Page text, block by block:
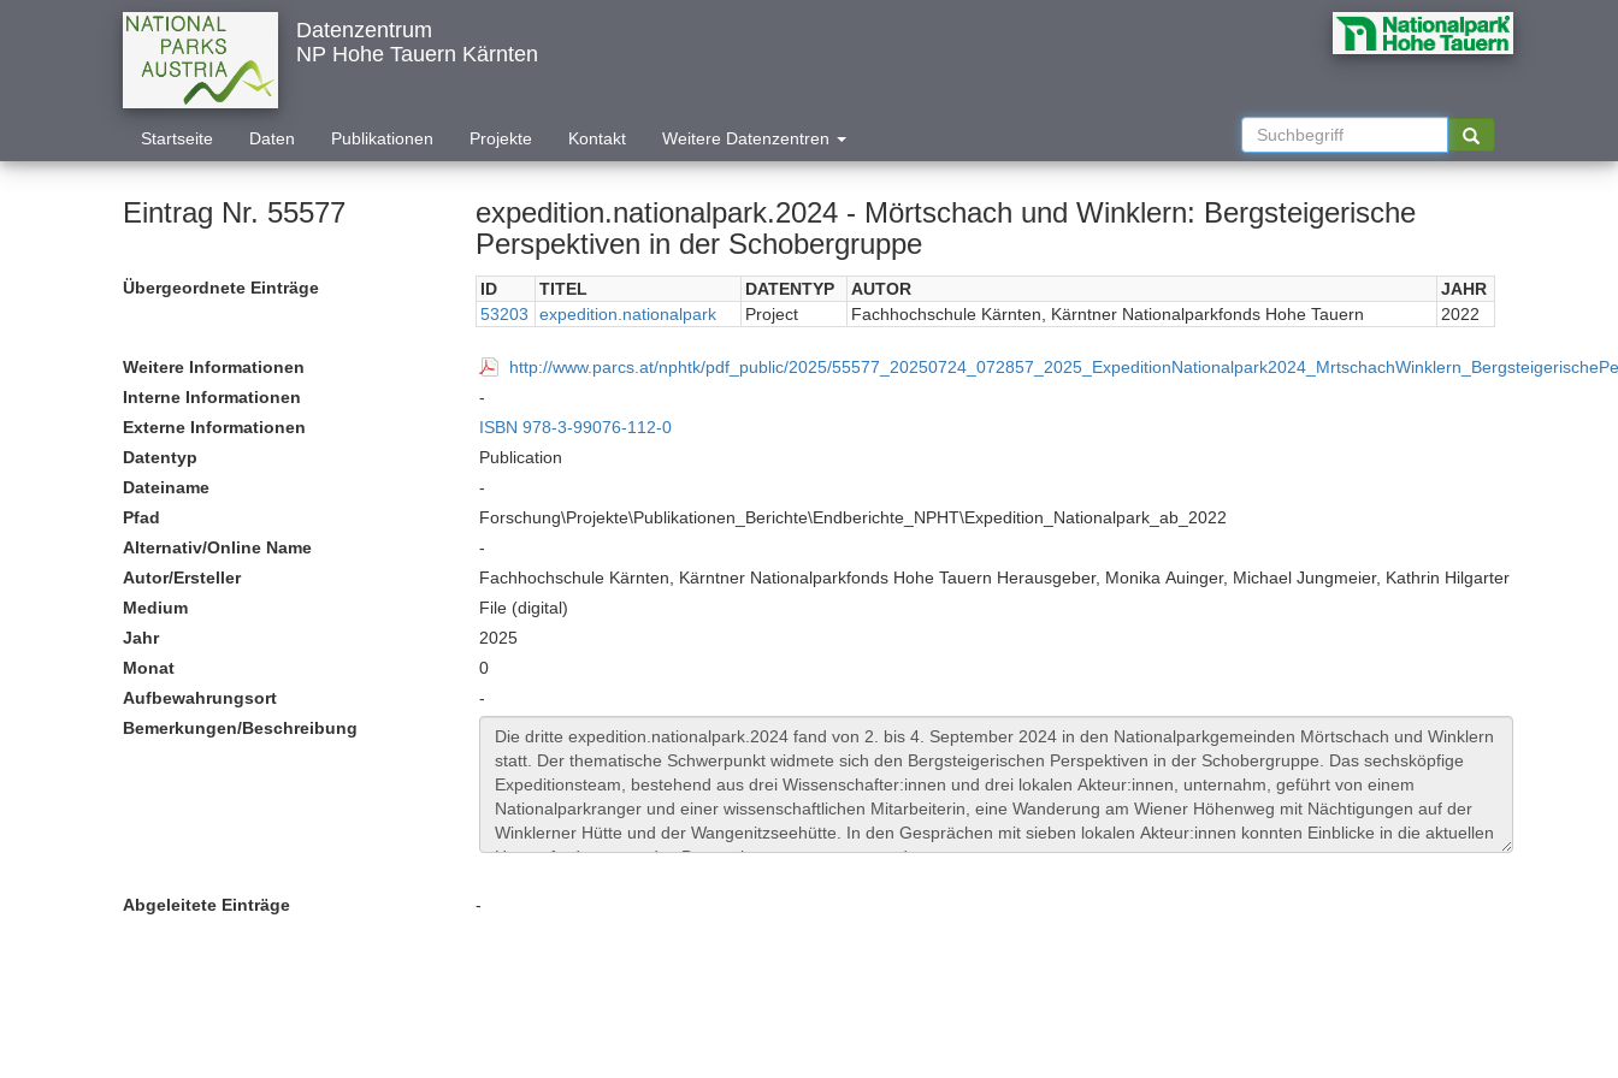
Datenzentrum
NP Hohe Tauern Kärnten
Startseite Daten Publikationen Projekte Kontakt Weitere Datenzentren
Eintrag Nr. 55577
expedition.nationalpark.2024 - Mörtschach und Winklern: Bergsteigerische
Perspektiven in der Schobergruppe
Übergeordnete Einträge ID TITEL DATENTYP AUTOR
JAHR
53203
expedition.nationalpark Project Fachhochschule Kärnten, Kärntner Nationalparkfonds Hohe Tauern 2022
Weitere Informationen
http://www.parcs.at/nphtk/pdf_public/2025/
Interne Informationen
-
Externe Informationen
ISBN 978-3-99076-112-0
Datentyp
Publication
Dateiname
-
Pfad
Forschung\Projekte\Publikationen_Berichte\Endberichte_NPHT\Expedition_Nationalpark_ab_2022
Alternativ/Online Name
-
Autor/Ersteller
Fachhochschule Kärnten, Kärntner Nationalparkfonds Hohe Tauern Herausgeber, Monika Auinger, Michael Jungmeier, Kathrin Hilgarter
Medium
File (digital)
Jahr
2025
Monat
0
Aufbewahrungsort
-
Bemerkungen/Beschreibung
Abgeleitete Einträge -